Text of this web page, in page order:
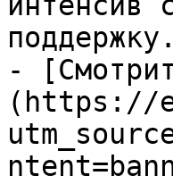
-
(https://